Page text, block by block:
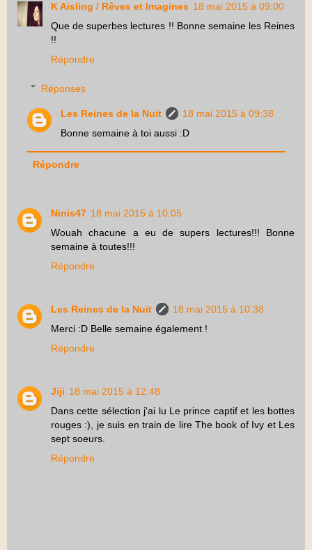
K Aisling / Rêves et Imagines 18 mai 2015 à 09:00
Que de superbes lectures !! Bonne semaine les Reines
!!
Répondre
Réponses
Les Reines de la Nuit
18 mai 2015 à 09:38
Bonne semaine à toi aussi :D
Répondre
Ninis47 18 mai 2015 à 10:05
Wouah chacune a eu de supers lectures!!! Bonne
semaine à toutes!!!
Répondre
Les Reines de la Nuit
18 mai 2015 à 10:38
Merci :D Belle semaine également !
Répondre
Jiji 18 mai 2015 à 12:48
Dans cette sélection j'ai lu Le prince captif et les bottes
rouges :), je suis en train de lire The book of Ivy et Les
sept soeurs.
Répondre